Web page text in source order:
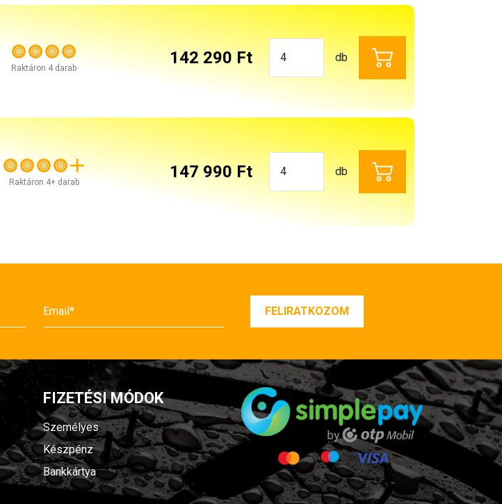
Raktáron 4 darab
142 290 Ft db
Raktáron 4+ darab
147 990 Ft db
FIZETÉSI MÓDOK
Személyes
Készpénz
Bankkártya